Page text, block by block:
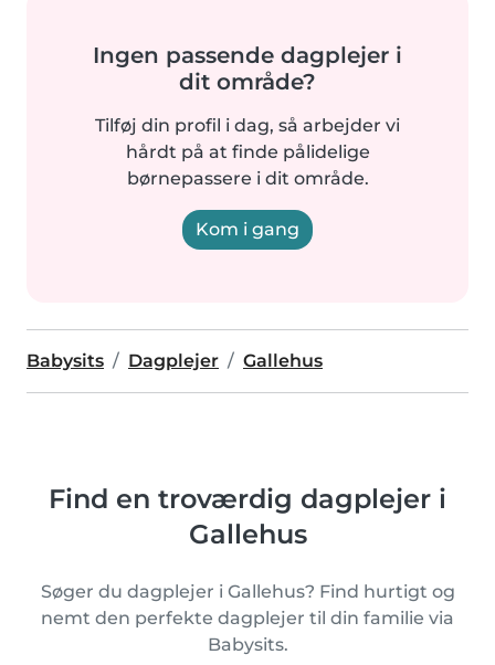
Ingen passende dagplejer i
dit område?
Tilføj din profil i dag, så arbejder vi
hårdt på at finde pålidelige
børnepassere i dit område.
Kom i gang
Babysits Dagplejer Gallehus
Find en troværdig dagplejer i
Gallehus
Søger du dagplejer i Gallehus? Find hurtigt og
nemt den perfekte dagplejer til din familie via
Babysits.